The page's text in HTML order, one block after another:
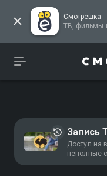
Смотрёшка
Запись
Доступ на
неполные